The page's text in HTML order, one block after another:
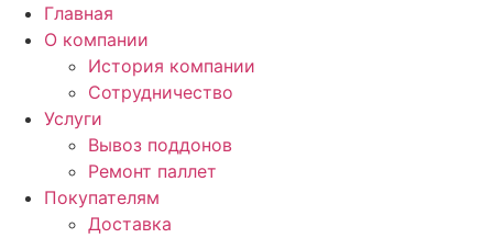
Главная
О компании
История компании
Сотрудничество
Услуги
Вывоз поддонов
Ремонт паллет
Покупателям
Доставка